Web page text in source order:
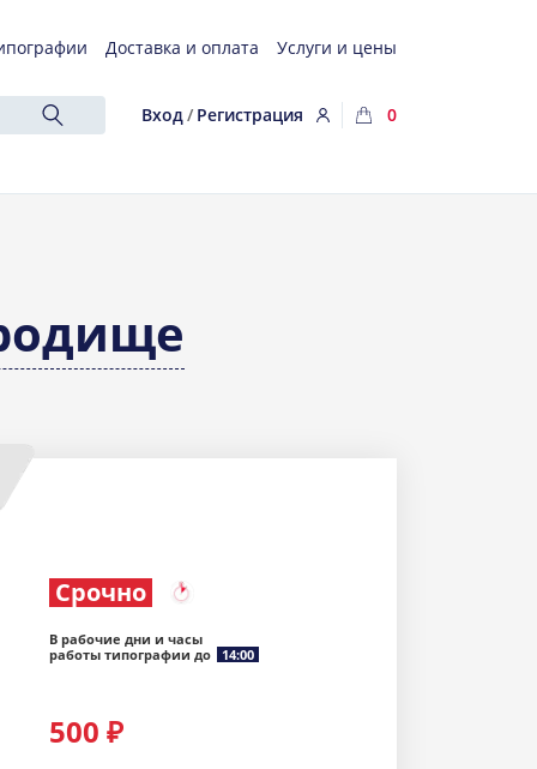
Доставка и оплата Услуги и цены
Вход/ Регистрация 0
Срочно
В рабочие дни и часы
работы типографии до
14:00
500 ₽